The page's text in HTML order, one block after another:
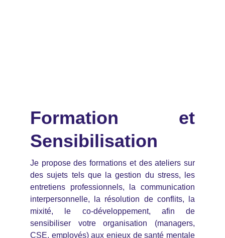
Formation et
Sensibilisation
Je propose des formations et des ateliers sur
des sujets tels que la gestion du stress, les
entretiens professionnels, la communication
interpersonnelle, la résolution de conflits, la
mixité, le co-développement, afin de
sensibiliser votre organisation (managers,
CSE, employés) aux enjeux de santé mentale